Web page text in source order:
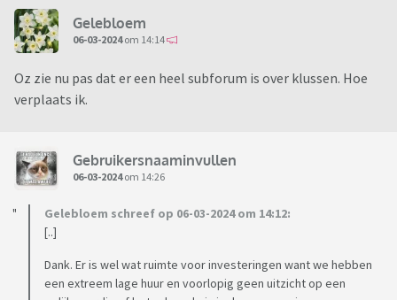
Gelebloem
06-03-2024om 14:14
Oz zie nu pas dat er een heel subforum is over klussen. Hoe
verplaats ik.
Gebruikersnaaminvullen
06-03-2024om 14:26
Gelebloem schreef op 06-03-2024 om 14:12:
[..]
Dank. Er is wel wat ruimte voor investeringen want we hebben
een extreem lage huur en voorlopig geen uitzicht op een